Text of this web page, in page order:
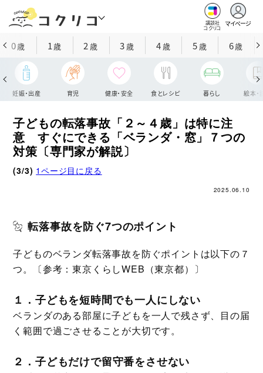
講談社
コクリコ
マイページ
0歳 1歳 2 歳 3歳 4歳 5歳 6歳
妊娠・出産 育児 健康・安全 食とレシピ 暮らし 絵本・
子どもの転落事故「２～４歳」は特に注
意 すぐにできる「ベランダ・窓」７つの
対策〔専門家が解説〕
(3/3) 1ページ目に戻る
2025.06.10
転落事故を防ぐ7つのポイント
子どものベランダ転落事故を防ぐポイントは以下の７
つ。〔参考：東京くらしWEB（東京都）〕
１．子どもを短時間でも一人にしない
ベランダのある部屋に子どもを一人で残さず、目の届
く範囲で過ごさせることが大切です。
２．子どもだけで留守番をさせない